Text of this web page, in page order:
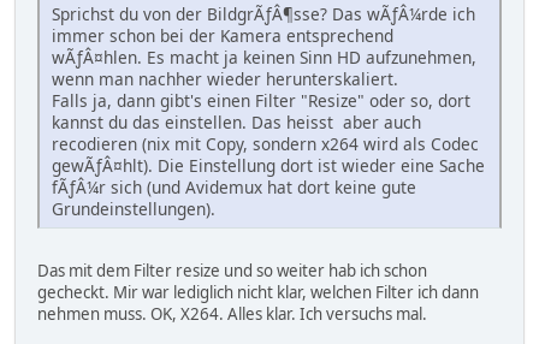
Sprichst du von der BildgrÃƒÂ¶sse? Das wÃƒÂ¼rde ich
immer schon bei der Kamera entsprechend
wÃƒÂ¤hlen. Es macht ja keinen Sinn HD aufzunehmen,
wenn man nachher wieder herunterskaliert.
Falls ja, dann gibt's einen Filter "Resize" oder so, dort
kannst du das einstellen. Das heisst aber auch
recodieren (nix mit Copy, sondern x264 wird als Codec
gewÃƒÂ¤hlt). Die Einstellung dort ist wieder eine Sache
fÃƒÂ¼r sich (und Avidemux hat dort keine gute
Grundeinstellungen).
Das mit dem Filter resize und so weiter hab ich schon
gecheckt. Mir war lediglich nicht klar, welchen Filter ich dann
nehmen muss. OK, X264. Alles klar. Ich versuchs mal.